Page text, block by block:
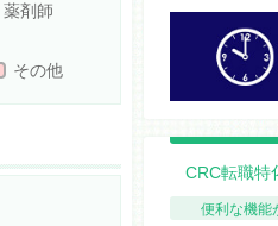
薬剤師
その他
CRC転職特
便利な機能